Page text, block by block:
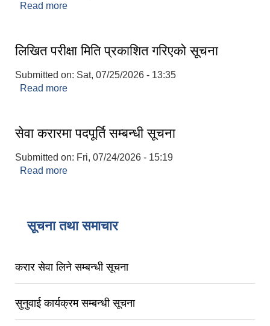
Read more
लिखित परीक्षा मिति प्रकाशित गरिएको सूचना
Submitted on: Sat, 07/25/2026 - 13:35
Read more
सेवा करारमा पदपूर्ति सम्बन्धी सूचना
Submitted on: Fri, 07/24/2026 - 15:19
Read more
सूचना तथा समाचार
करार सेवा लिने सम्बन्धी सूचना
सुनुवाई कार्यक्रम सम्बन्धी सूचना